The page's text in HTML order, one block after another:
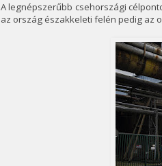
A legnépszerűbb csehországi
az ország északkeleti felén pedig az